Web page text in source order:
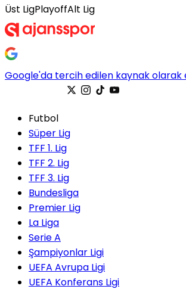
Üst LigPlayoffAlt Lig
Google'da tercih edilen kaynak olarak
Futbol
Süper Lig
TFF 1. Lig
TFF 2. Lig
TFF 3. Lig
Bundesliga
Premier Lig
La Liga
Serie A
Şampiyonlar Ligi
UEFA Avrupa Ligi
UEFA Konferans Ligi